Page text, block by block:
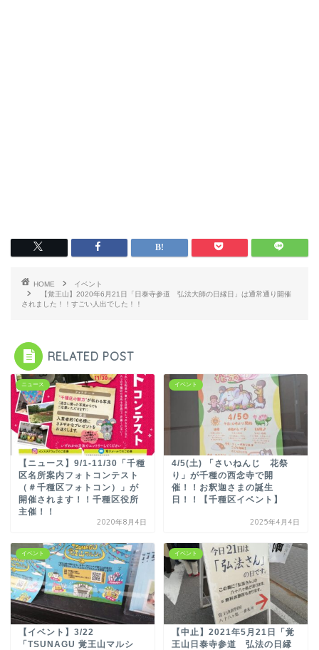
HOME
イベント
【覚王山】2020年6月21日「日泰寺参道 弘法大師の日縁日」は通常通り開催
されました！！すごい人出でした！！
RELATED POST
ニュース
【ニュース】9/1-11/30「千種
区名所案内フォトコンテスト
（＃千種区フォトコン）」が
開催されます！！千種区役所
主催！！
2020年8月4日
イベント
4/5(土) 「さいねんじ 花祭
り」が千種の西念寺で開
催！！お釈迦さまの誕生
日！！【千種区イベント】
2025年4月4日
イベント
【イベント】3/22
「TSUNAGU 覚王山マルシ
イベント
【中止】2021年5月21日「覚
王山日泰寺参道 弘法の日縁